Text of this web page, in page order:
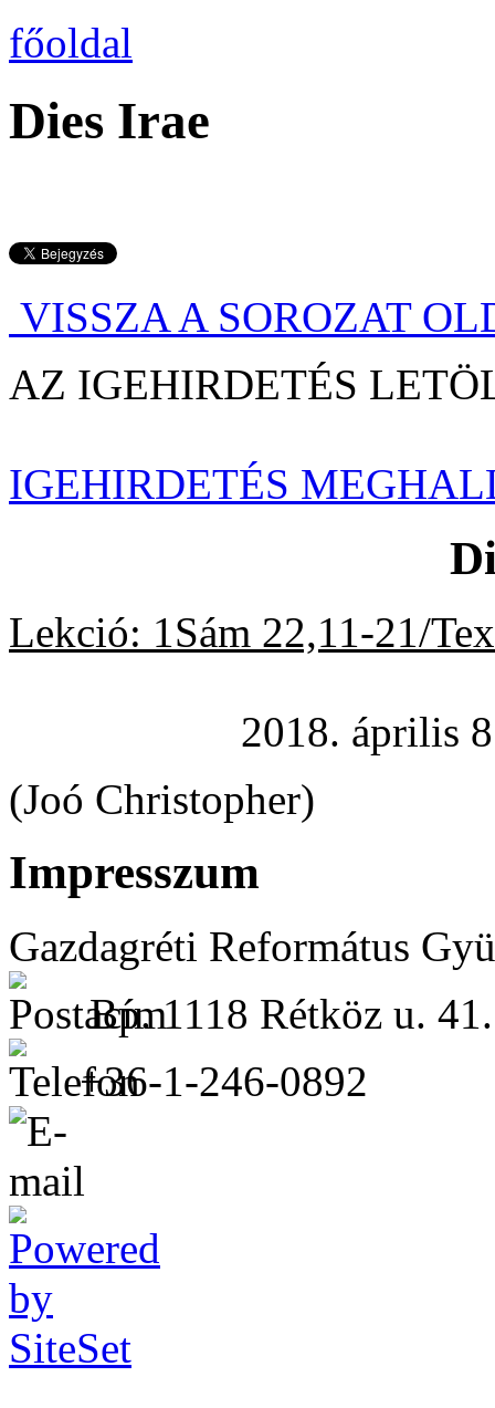
főoldal
Dies Irae
VISSZA A SOROZAT
AZ IGEHIRDETÉS
IGEHIRDETÉS
Lekció: 1Sám 22,11-21/
2018. április
(Joó Christopher)
Impresszum
Gazdagréti Református
Bp. 1118 Rétköz u. 41.
+36-1-246-0892